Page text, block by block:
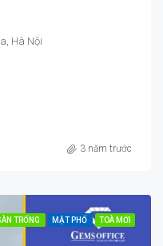
Hà Nội
3 năm trước
TRỐNG MẶT PHỐ TOÀ MỚI